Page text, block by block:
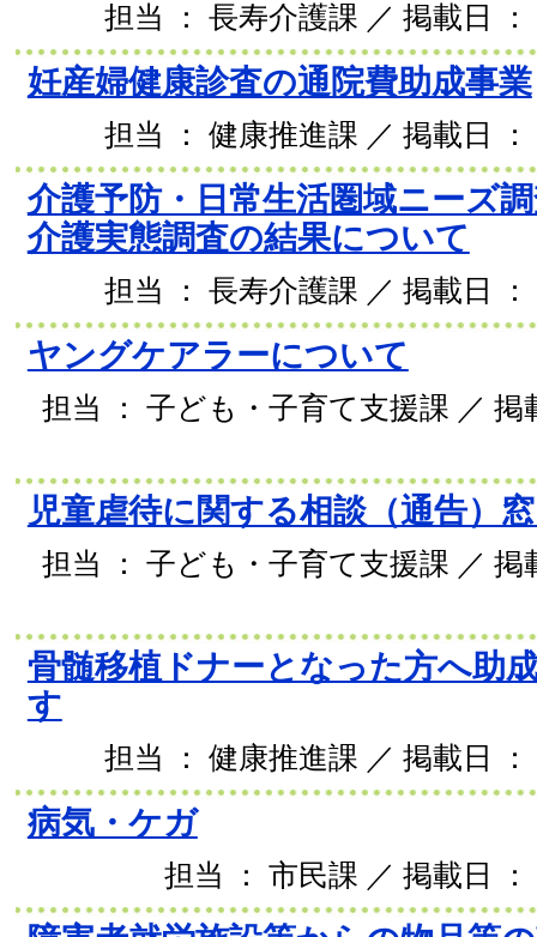
担当 ： 長寿介護課 ／ 掲載日 ：
妊産婦健康診査の通院費助成事業
担当 ： 健康推進課 ／ 掲載日 ：
介護予防・日常生活圏域ニーズ
介護実態調査の結果について
担当 ： 長寿介護課 ／ 掲載日 ：
ヤングケアラーについて
担当 ： 子ども・子育て支援課 ／ 掲
児童虐待に関する相談（通告）
担当 ： 子ども・子育て支援課 ／ 掲
骨髄移植ドナーとなった方へ助
す
担当 ： 健康推進課 ／ 掲載日 ：
病気・ケガ
担当 ： 市民課 ／ 掲載日